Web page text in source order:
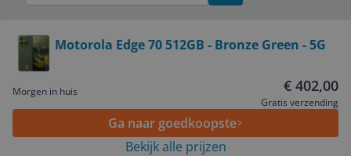
Motorola Edge 70 512GB - Bronze Green - 5G
Morgen in huis € 402,00
Gratis verzending
Ga naar goedkoopste
Bekijk alle prijzen
Service